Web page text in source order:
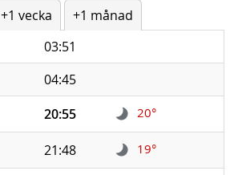
+1 vecka
+1 månad
03:51
04:45
20:55 20°
21:48 19°